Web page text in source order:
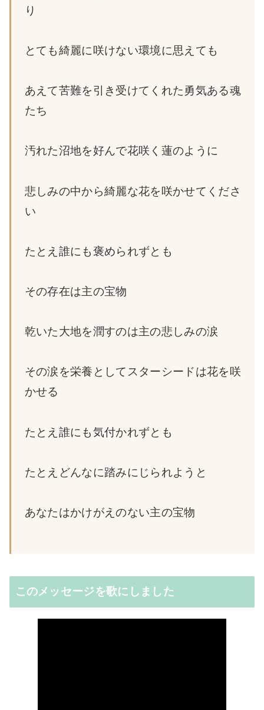
り
とても綺麗に咲けない環境に思えても
あえて苦難を引き受けてくれた勇気ある魂
たち
汚れた沼地を好んで花咲く蓮のように
悲しみの中から綺麗な花を咲かせてくださ
い
たとえ誰にも褒められずとも
その存在は主の宝物
乾いた大地を潤すのは主の悲しみの涙
その涙を栄養としてスターシードは花を咲
かせる
たとえ誰にも気付かれずとも
たとえどんなに踏みにじられようと
あなたはかけがえのない主の宝物
このメッセージを歌にしました